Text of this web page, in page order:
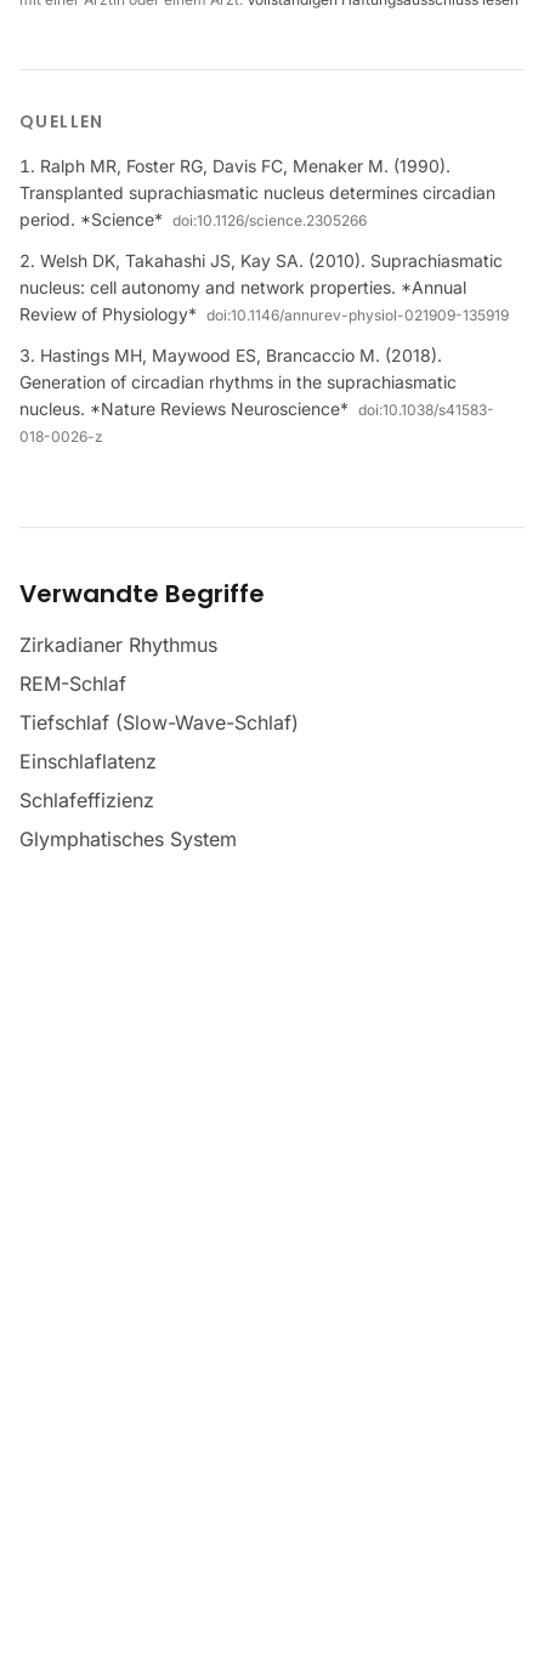
QUELLEN
Ralph MR, Foster RG, Davis FC, Menaker M. (1990).
Transplanted suprachiasmatic nucleus determines circadian
period. *Science* doi:10.1126/science.2305266
Welsh DK, Takahashi JS, Kay SA. (2010). Suprachiasmatic
nucleus: cell autonomy and network properties. *Annual
Review of Physiology* doi:10.1146/annurev-physiol-021909-135919
Hastings MH, Maywood ES, Brancaccio M. (2018).
Generation of circadian rhythms in the suprachiasmatic
nucleus. *Nature Reviews Neuroscience* doi:10.1038/s41583-
018-0026-z
Verwandte Begriffe
Zirkadianer Rhythmus
REM-Schlaf
Tiefschlaf (Slow-Wave-Schlaf)
Einschlaflatenz
Schlafeffizienz
Glymphatisches System